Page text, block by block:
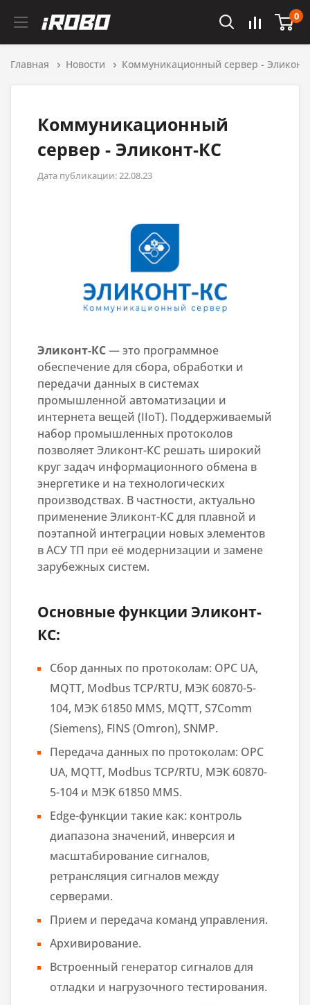
0
Главная Новости Коммуникационный сервер -
Коммуникационный
сервер - Эликонт-КС
Дата публикации: 22.08.23
Эликонт-КС— это программное
обеспечение для сбора, обработки и
передачи данных в системах
промышленной автоматизации и
интернета вещей (IIoT). Поддерживаемый
набор промышленных протоколов
позволяет Эликонт-КС решать широкий
круг задач информационного обмена в
энергетике и на технологических
производствах. В частности, актуально
применение Эликонт-КС для плавной и
поэтапной интеграции новых элементов
в АСУ ТП при её модернизации и замене
зарубежных систем.
Основные функции Эликонт-
КС:
Сбор данных по протоколам: OPC UA,
MQTT, Modbus TCP/RTU, МЭК 60870-5-
104, МЭК 61850 MMS, MQTT, S7Comm
(Siemens), FINS (Omron), SNMP.
Передача данных по протоколам: OPC
UA, MQTT, Modbus TCP/RTU, МЭК 60870-
5-104 и МЭК 61850 MMS.
Edge-функции такие как: контроль
диапазона значений, инверсия и
масштабирование сигналов,
ретрансляция сигналов между
серверами.
Прием и передача команд управления.
Архивирование.
Встроенный генератор сигналов для
отладки и нагрузочного тестирования.